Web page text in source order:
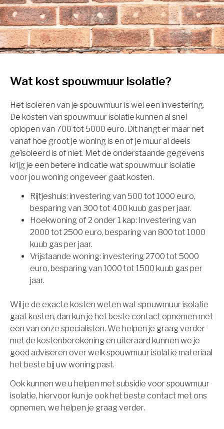
Wat kost spouwmuur isolatie?
Het isoleren van je spouwmuur is wel een investering.
De kosten van spouwmuur isolatie kunnen al snel
oplopen van 700 tot 5000 euro. Dit hangt er maar net
vanaf hoe groot je woning is en of je muur al deels
geïsoleerd is of niet. Met de onderstaande gegevens
krijg je een betere indicatie wat spouwmuur isolatie
voor jou woning ongeveer gaat kosten.
Rijtjeshuis: investering van 500 tot 1000 euro,
besparing van 300 tot 400 kuub gas per jaar.
Hoekwoning of 2 onder 1 kap: Investering van
2000 tot 2500 euro, besparing van 800 tot 1000
kuub gas per jaar.
Vrijstaande woning: investering 2700 tot 5000
euro, besparing van 1000 tot 1500 kuub gas per
jaar.
Wil je de exacte kosten weten wat spouwmuur isolatie
gaat kosten, dan kun je het beste contact opnemen met
een van onze specialisten. We helpen je graag verder
met de kostenberekening en uiteraard kunnen we je
goed adviseren over welk spouwmuur isolatie materiaal
het beste bij uw woning past.
Ook kunnen we u helpen met subsidie voor spouwmuur
isolatie, hiervoor kun je ook het beste contact met ons
opnemen, we helpen je graag verder.